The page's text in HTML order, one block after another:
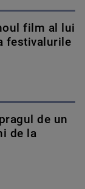
film al lui
festivalurile
de un
de la